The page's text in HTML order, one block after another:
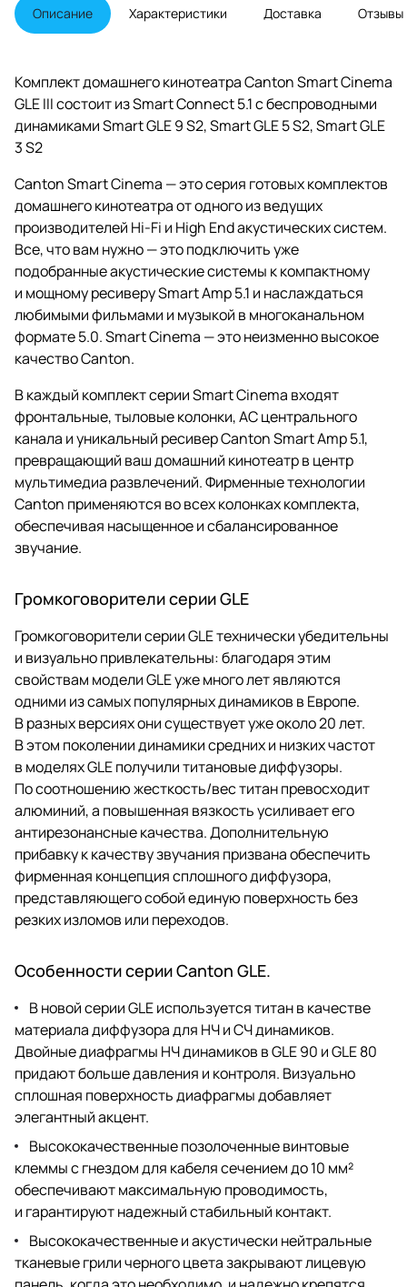
Chromecast, Spotify Connect
Описание Характеристики Доставка Отзывы
Комплект домашнего кинотеатра Canton Smart Cinema
GLE III состоит из Smart Connect 5.1 с беспроводными
динамиками Smart GLE 9 S2, Smart GLE 5 S2, Smart GLE
3 S2
Canton Smart Cinema — это серия готовых комплектов
домашнего кинотеатра от одного из ведущих
производителей Hi-Fi и High End акустических систем.
Все, что вам нужно — это подключить уже
подобранные акустические системы к компактному
и мощному ресиверу Smart Amp 5.1 и наслаждаться
любимыми фильмами и музыкой в многоканальном
формате 5.0. Smart Cinema — это неизменно высокое
качество Canton.
В каждый комплект серии Smart Cinema входят
фронтальные, тыловые колонки, АС центрального
канала и уникальный ресивер Canton Smart Amp 5.1,
превращающий ваш домашний кинотеатр в центр
мультимедиа развлечений. Фирменные технологии
Canton применяются во всех колонках комплекта,
обеспечивая насыщенное и сбалансированное
звучание.
Громкоговорители серии GLE
Громкоговорители серии GLE технически убедительны
и визуально привлекательны: благодаря этим
свойствам модели GLE уже много лет являются
одними из самых популярных динамиков в Европе.
В разных версиях они существует уже около 20 лет.
В этом поколении динамики средних и низких частот
в моделях GLE получили титановые диффузоры.
По соотношению жесткость/вес титан превосходит
алюминий, а повышенная вязкость усиливает его
антирезонансные качества. Дополнительную
прибавку к качеству звучания призвана обеспечить
фирменная концепция сплошного диффузора,
представляющего собой единую поверхность без
резких изломов или переходов.
Особенности серии Canton GLE.
В новой серии GLE используется титан в качестве
материала диффузора для НЧ и СЧ динамиков.
Двойные диафрагмы НЧ динамиков в GLE 90 и GLE 80
придают больше давления и контроля. Визуально
сплошная поверхность диафрагмы добавляет
элегантный акцент.
Высококачественные позолоченные винтовые
клеммы с гнездом для кабеля сечением до 10 мм²
обеспечивают максимальную проводимость,
и гарантируют надежный стабильный контакт.
Высококачественные и акустически нейтральные
тканевые грили черного цвета закрывают лицевую